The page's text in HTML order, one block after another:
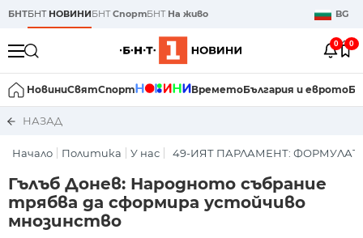
БНТБНТ НОВИНИБНТСпортБНТ На живо BG
0 0
НовиниСвятСпорт ВреметоБългария и еврото
НАЗАД
Начало Политика У нас 49-ИЯТ ПАРЛАМЕНТ:
Гълъб Донев: Народното събрание
трябва да сформира устойчиво
мнозинство